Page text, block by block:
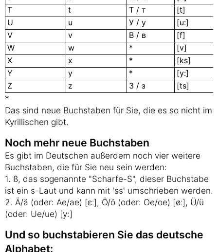
T
t Т / т
[t]
U
u У / у
[u:]
V
v В / в
[f]
W
w *
[v]
X
x *
[ks]
Y
y *
[y:]
Z
z З / з [ts]
*
Das sind neue Buchstaben für Sie, die es so nicht im
Kyrillischen gibt.
Noch mehr neue Buchstaben
Es gibt im Deutschen außerdem noch vier weitere
Buchstaben, die für Sie neu sein werden:
1. ß, das sogenannte "Scharfe-S", dieser Buchstabe
ist ein s-Laut und kann mit 'ss' umschrieben werden.
2. Ä/ä (oder: Ae/ae) [ɛː], Ö/ö (oder: Oe/oe) [øː], Ü/ü
(oder: Ue/ue) [y:]
Und so buchstabieren Sie das deutsche
Alphabet: